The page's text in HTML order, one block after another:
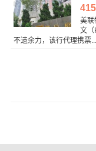
美联
文（
不遗余力，该行代理携票...